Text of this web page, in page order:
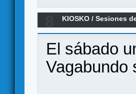
KIOSKO /Sesiones
El sábado
Vagabundo